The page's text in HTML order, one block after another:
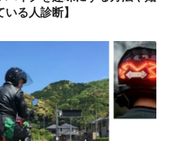
る人診断】